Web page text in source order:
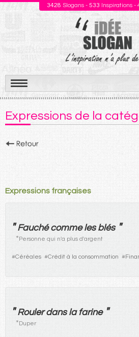
3428 Slogans - 533 Inspirations -
Aller
au
contenu
Expressions de la
Expressions françaises
" Fauché comme les blés "
*Personne qui n'a plus d'argent
#Céréales #Crédit à la consommation #
" Rouler dans la farine "
*Duper